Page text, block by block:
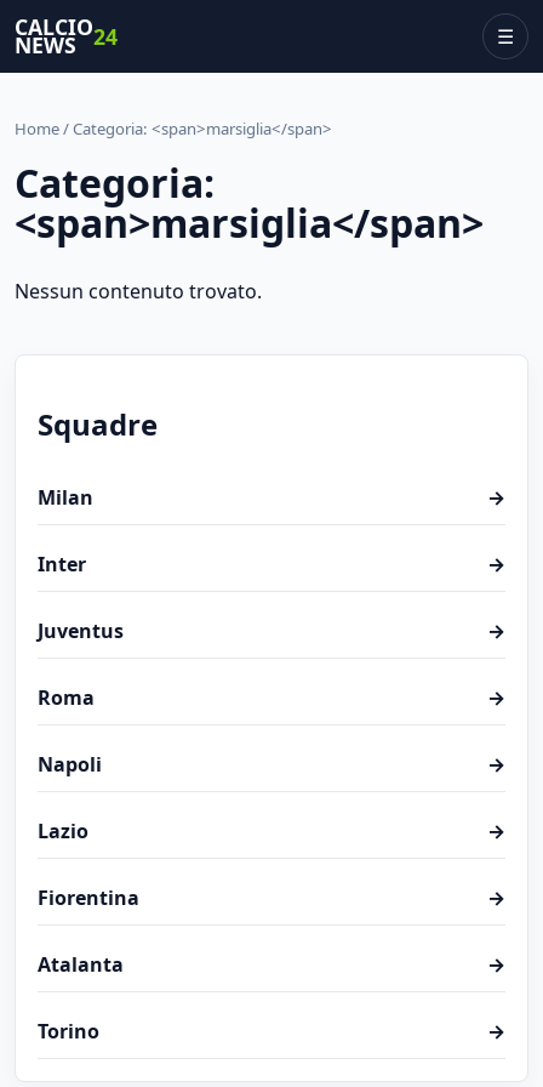
CALCIO
NEWS 24 ☰
Home/ Categoria: <span>marsiglia</span>
Categoria:
<span>marsiglia</span>
Nessun contenuto trovato.
Squadre
Milan →
Inter →
Juventus →
Roma →
Napoli →
Lazio →
Fiorentina →
Atalanta →
Torino →